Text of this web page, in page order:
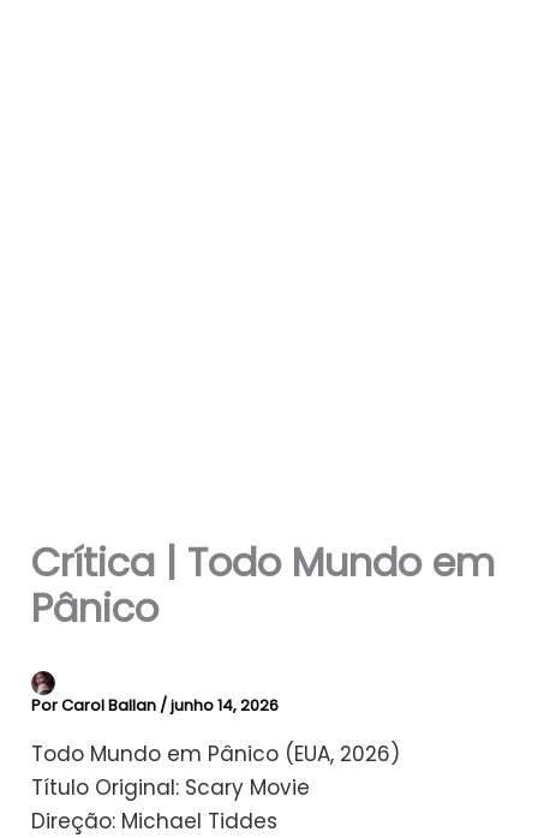
Crítica | Todo Mundo em
Pânico
PorCarol Ballan /junho 14, 2026
Todo Mundo em Pânico (EUA, 2026)
Título Original: Scary Movie
Direção: Michael Tiddes